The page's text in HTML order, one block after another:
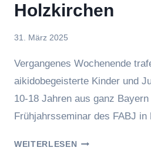
Holzkirchen
Von
Raufer
31. März 2025
Vergangenes Wochenende
aikidobegeisterte Kinder und
10-18 Jahren aus ganz Bayern
Frühjahrsseminar des FABJ
WEITERLESENKINDER-